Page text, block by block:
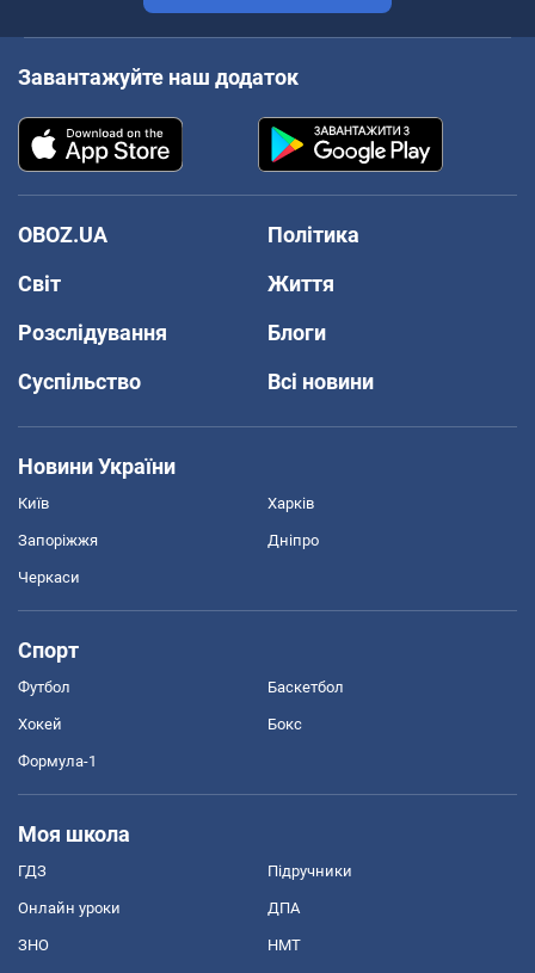
Завантажуйте наш додаток
OBOZ.UA
Політика
Світ
Життя
Розслідування
Блоги
Суспільство
Всі новини
Новини України
Київ Харків
Запоріжжя Дніпро
Черкаси
Спорт
Футбол Баскетбол
Хокей Бокс
Формула-1
Моя школа
ГДЗ Підручники
Онлайн уроки ДПА
ЗНО НМТ